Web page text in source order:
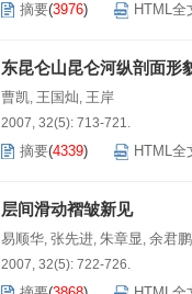
摘要(3976) HTML全
东昆仑山昆仑河纵剖面形
曹凯, 王国灿, 王岸
2007, 32(5): 713-721.
摘要(4339) HTML全
层间滑动褶皱新见
易顺华, 张先进, 朱章显, 余君鹏
2007, 32(5): 722-726.